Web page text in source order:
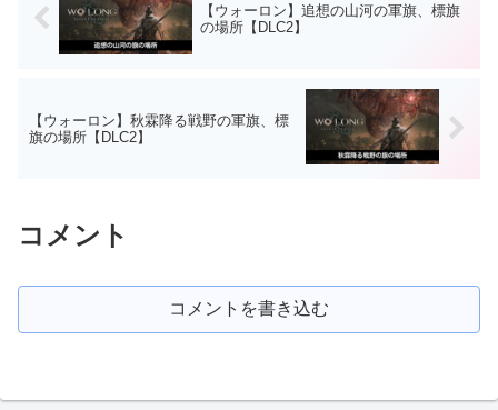
【ウォーロン】追想の山河の軍旗、標旗
の場所【DLC2】
【ウォーロン】秋霖降る戦野の軍旗、標
旗の場所【DLC2】
コメント
コメントを書き込む